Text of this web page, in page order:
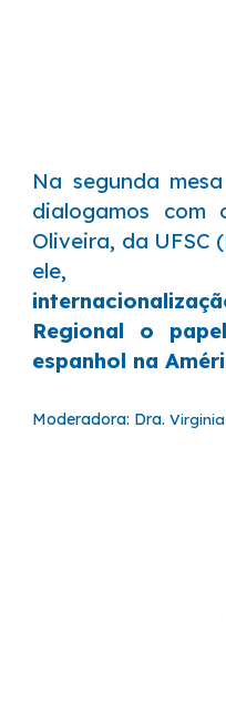
Na segunda
dialogamos com
Oliveira, da UFSC
ele,
Regional o
espanhol na
Moderadora: Dra.